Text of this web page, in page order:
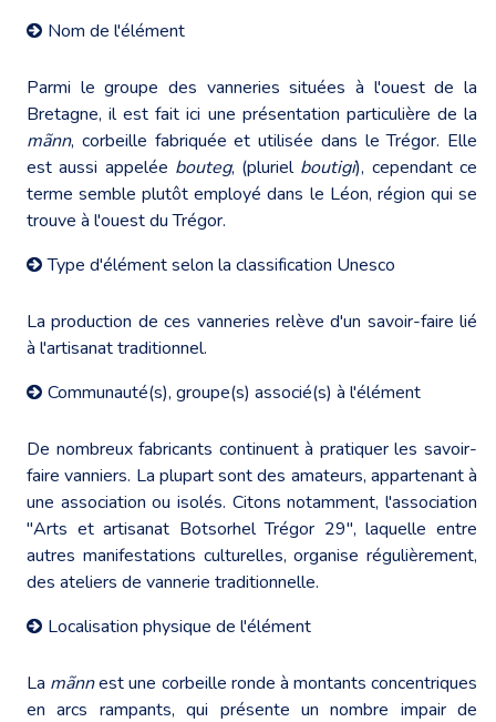
Nom de l'élément
Parmi le groupe des vanneries situées à l'ouest de la
Bretagne, il est fait ici une présentation particulière de la
mãnn, corbeille fabriquée et utilisée dans le Trégor. Elle
est aussi appelée bouteg, (pluriel boutigi), cependant ce
terme semble plutôt employé dans le Léon, région qui se
trouve à l'ouest du Trégor.
Type d'élément selon la classification Unesco
La production de ces vanneries relève d'un savoir-faire lié
à l'artisanat traditionnel.
Communauté(s), groupe(s) associé(s) à l'élément
De nombreux fabricants continuent à pratiquer les savoir-
faire vanniers. La plupart sont des amateurs, appartenant à
une association ou isolés. Citons notamment, l'association
"Arts et artisanat Botsorhel Trégor 29", laquelle entre
autres manifestations culturelles, organise régulièrement,
des ateliers de vannerie traditionnelle.
Localisation physique de l'élément
La mãnnest une corbeille ronde à montants concentriques
en arcs rampants, qui présente un nombre impair de